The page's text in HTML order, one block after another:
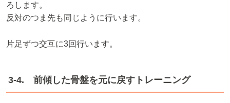
ろします。
反対のつま先も同じように行います。
片足ずつ交互に3回行います。
3-4. 前傾した骨盤を元に戻すトレーニング